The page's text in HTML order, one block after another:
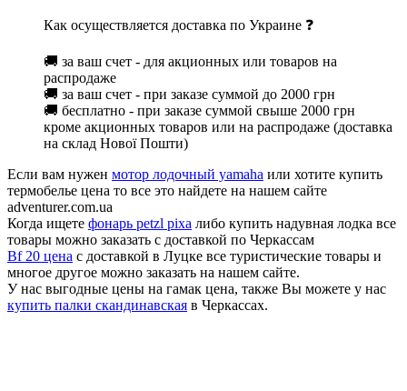
Как осуществляется доставка по Украине ❓
🚚 за ваш счет - для акционных или товаров на
распродаже
🚚 за ваш счет - при заказе суммой до 2000 грн
🚚 бесплатно - при заказе суммой свыше 2000 грн
кроме акционных товаров или на распродаже (доставка
на склад Нової Пошти)
Если вам нужен мотор лодочный yamaha или хотите купить
термобелье цена то все это найдете на нашем сайте
adventurer.com.ua
Когда ищете фонарь petzl pixa либо купить надувная лодка все
товары можно заказать с доставкой по Черкассам
Bf 20 цена с доставкой в Луцке все туристические товары и
многое другое можно заказать на нашем сайте.
У нас выгодные цены на гамак цена, также Вы можете у нас
купить палки скандинавская в Черкассах.